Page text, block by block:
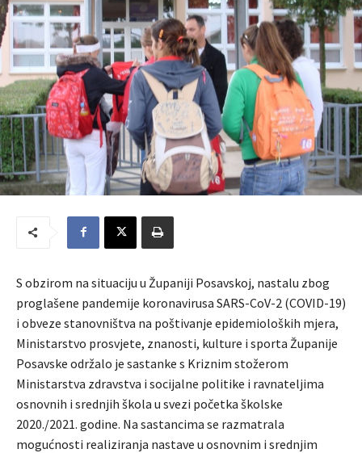
S obzirom na situaciju u Županiji Posavskoj, nastalu zbog
proglašene pandemije koronavirusa SARS-CoV-2 (COVID-19)
i obveze stanovništva na poštivanje epidemioloških mjera,
Ministarstvo prosvjete, znanosti, kulture i sporta Županije
Posavske održalo je sastanke s Kriznim stožerom
Ministarstva zdravstva i socijalne politike i ravnateljima
osnovnih i srednjih škola u svezi početka školske
2020./2021. godine. Na sastancima se razmatrala
mogućnosti realiziranja nastave u osnovnim i srednjim